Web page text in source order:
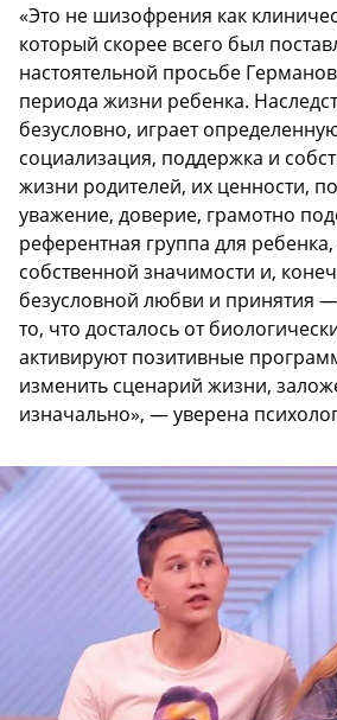
«Это не шизофрения как
который скорее всего был
настоятельной просьбе
периода жизни ребенка.
безусловно, играет
социализация, поддержка и
жизни родителей, их ценности,
уважение, доверие, грамотно
референтная группа для
собственной значимости и,
безусловной любви и принятия
то, что досталось от
активируют позитивные
изменить сценарий жизни,
изначально», — уверена